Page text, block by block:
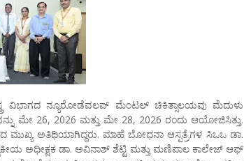
ವಿಭಾಗದ ನ್ಯೂರೋಡೆವಲಪ್ ಮೆಂಟಲ್ ಚಿಕಿತ್ಸಾಲಯವು ಮೆದುಳು
ಮೇ 26, 2026 ಮತ್ತು ಮೇ 28, 2026 ರಂದು ಆಯೋಜಿಸಿತ್ತು.
ಅತಿಥಿಯಾಗಿದ್ದರು. ಮಾಹೆ ಬೋಧನಾ ಆಸ್ಪತ್ರೆಗಳ ಸಿಒಒ ಡಾ.
ಅಧೀಕ್ಷಕ ಡಾ. ಅವಿನಾಶ್ ಶೆಟ್ಟಿ ಮತ್ತು ಮಣಿಪಾಲ ಕಾಲೇಜ್ ಆಫ್